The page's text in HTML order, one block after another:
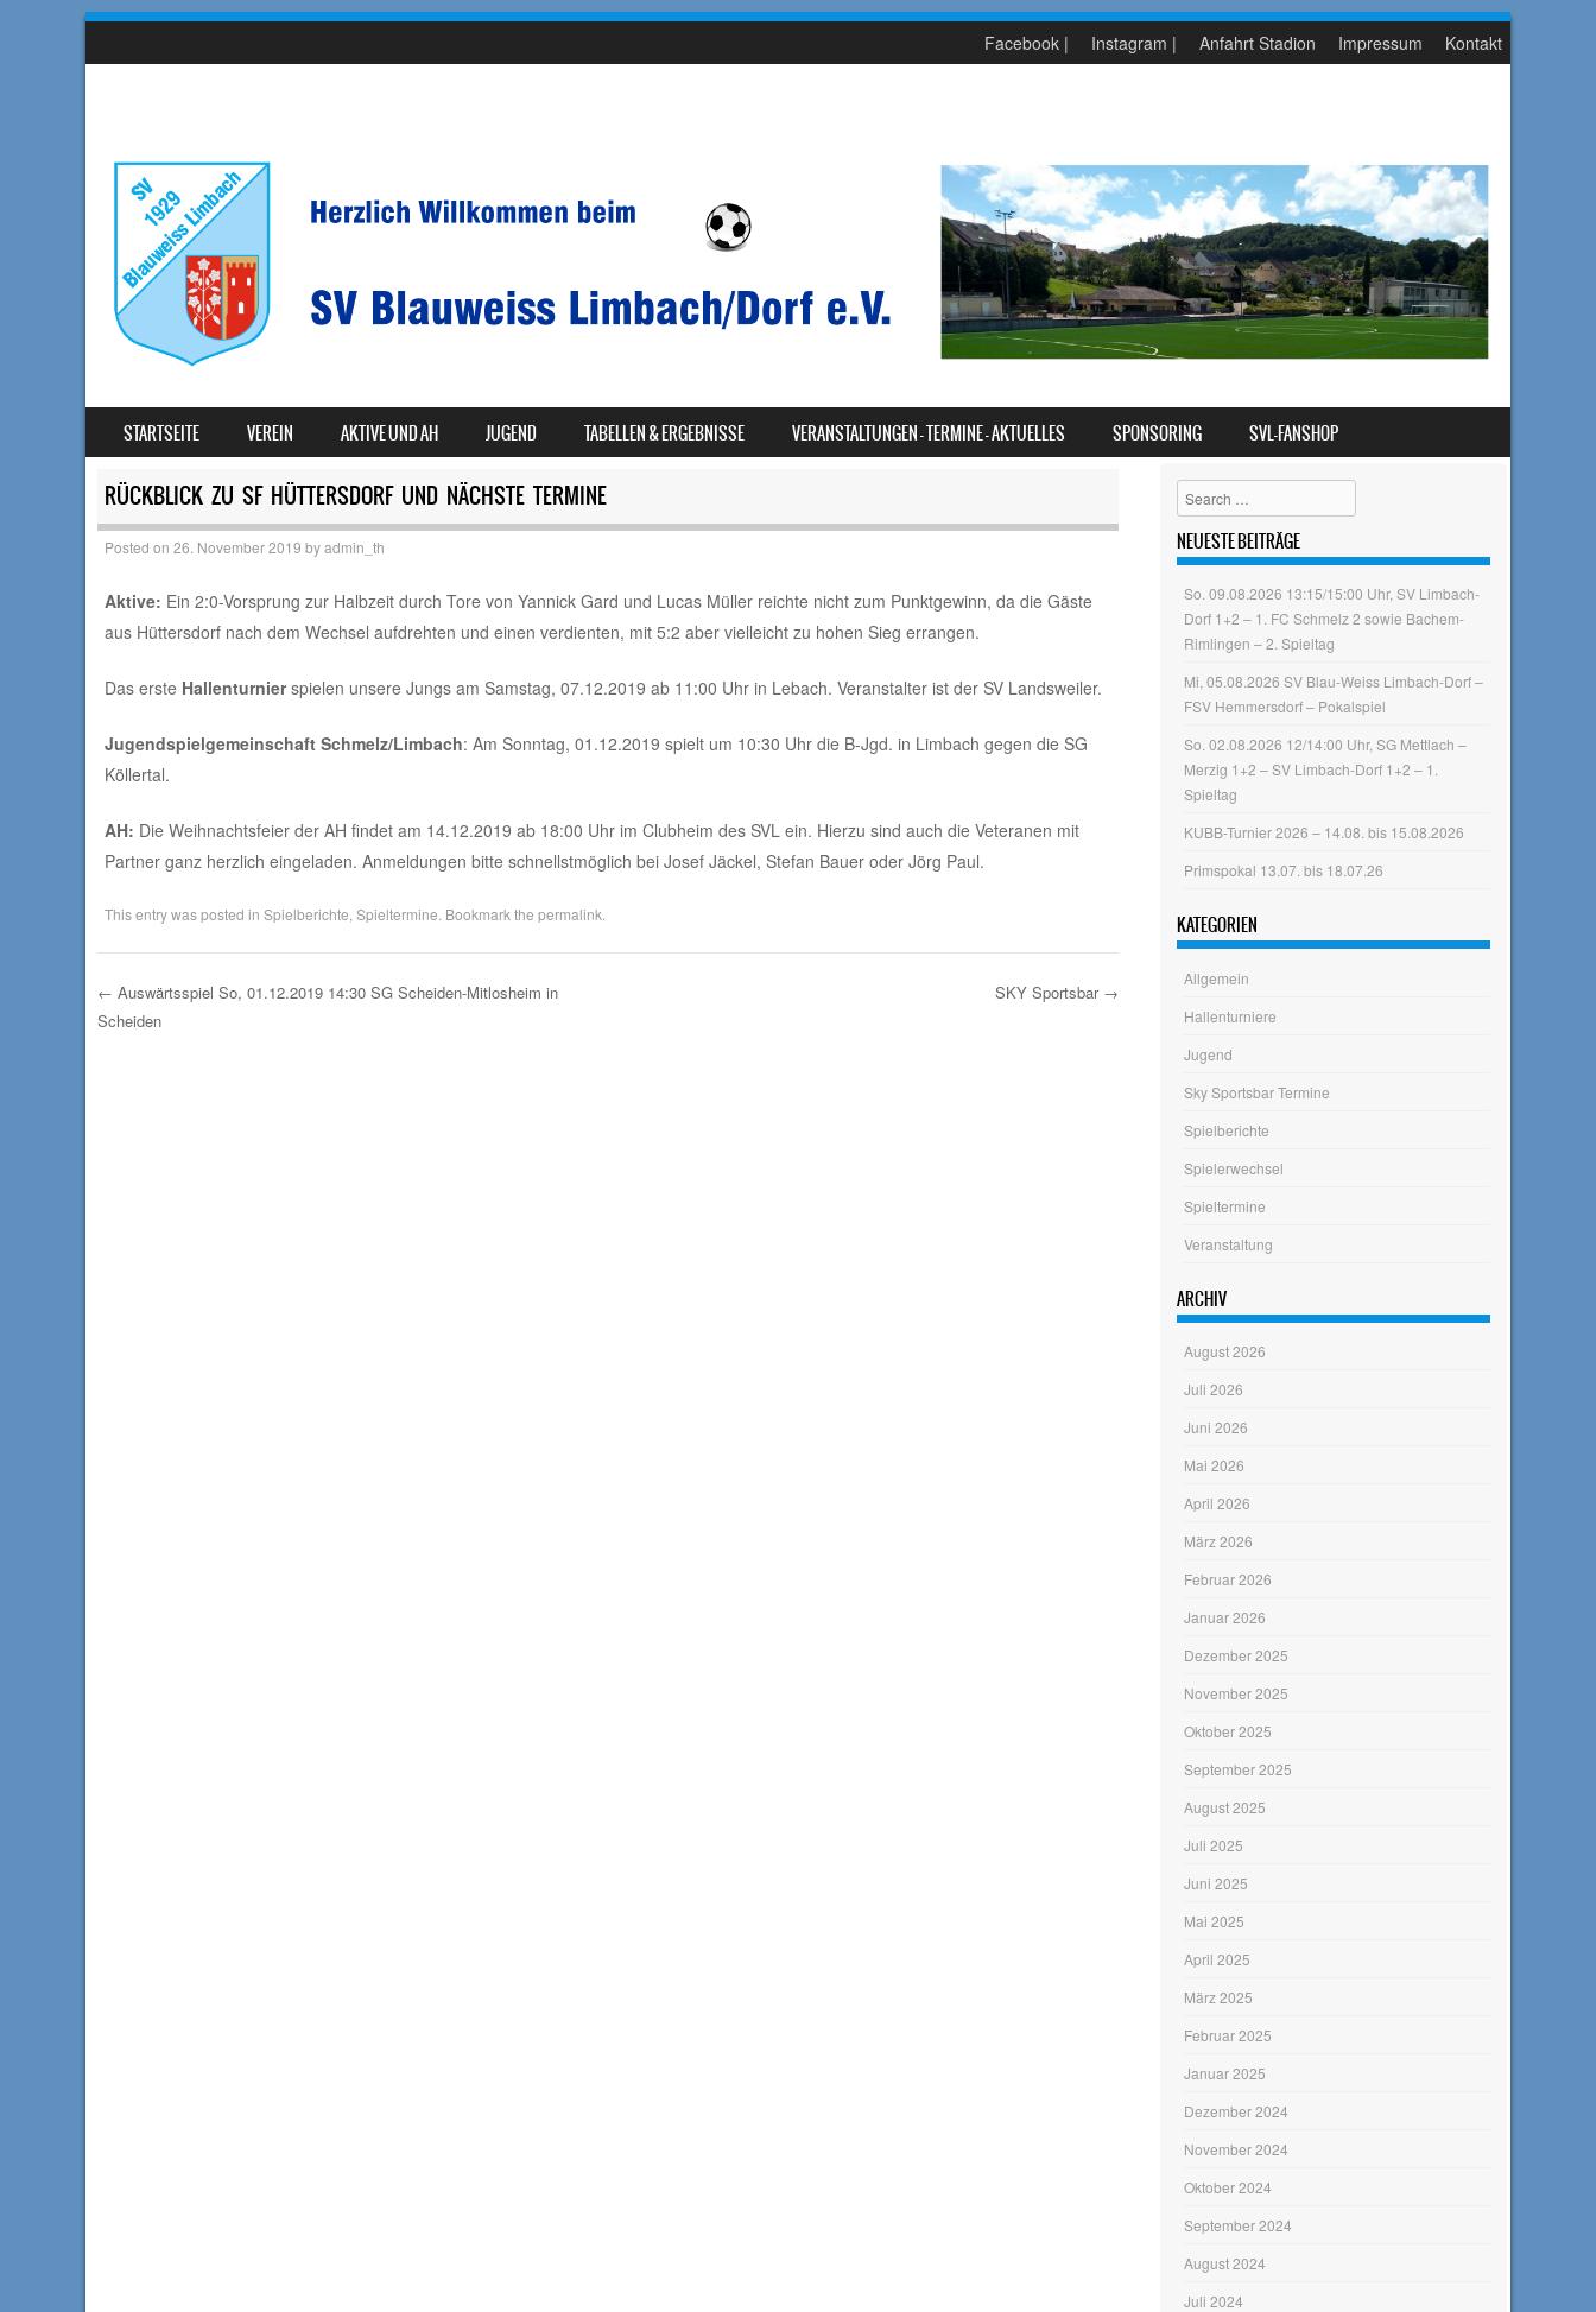
Facebook | Instagram | Anfahrt Stadion Impressum Kontakt
MENU
SKIP TO CONTENT
STARTSEITE VEREIN AKTIVE UND AH JUGEND TABELLEN & ERGEBNISSE VERANSTALTUNGEN – TERMINE – AKTUELLES SPONSORING SVL-FANSHOP
RÜCKBLICK ZU SF HÜTTERSDORF UND NÄCHSTE TERMINE
Posted on 26. November 2019 byadmin_th
Aktive: Ein 2:0-Vorsprung zur Halbzeit durch Tore von Yannick Gard und Lucas Müller reichte nicht zum Punktgewinn, da die Gäste
aus Hüttersdorf nach dem Wechsel aufdrehten und einen verdienten, mit 5:2 aber vielleicht zu hohen Sieg errangen.
Das erste Hallenturnierspielen unsere Jungs am Samstag, 07.12.2019 ab 11:00 Uhr in Lebach. Veranstalter ist der SV Landsweiler.
Jugendspielgemeinschaft Schmelz/Limbach: Am Sonntag, 01.12.2019 spielt um 10:30 Uhr die B-Jgd. in Limbach gegen die SG
Köllertal.
AH: Die Weihnachtsfeier der AH findet am 14.12.2019 ab 18:00 Uhr im Clubheim des SVL ein. Hierzu sind auch die Veteranen mit
Partner ganz herzlich eingeladen. Anmeldungen bitte schnellstmöglich bei Josef Jäckel, Stefan Bauer oder Jörg Paul.
This entry was posted in Spielberichte Spieltermine . Bookmark the permalink
Post navigation
← Auswärtsspiel So, 01.12.2019 14:30 SG Scheiden-Mitlosheim in
Scheiden
SKY Sportsbar →
Search
NEUESTE BEITRÄGE
So. 09.08.2026 13:15/15:00 Uhr, SV Limbach-
Dorf 1+2 – 1. FC Schmelz 2 sowie Bachem-
Rimlingen – 2. Spieltag
Mi, 05.08.2026 SV Blau-Weiss Limbach-Dorf –
FSV Hemmersdorf – Pokalspiel
So. 02.08.2026 12/14:00 Uhr, SG Mettlach –
Merzig 1+2 – SV Limbach-Dorf 1+2 – 1.
Spieltag
KUBB-Turnier 2026 – 14.08. bis 15.08.2026
Primspokal 13.07. bis 18.07.26
KATEGORIEN
Allgemein
Hallenturniere
Jugend
Sky Sportsbar Termine
Spielberichte
Spielerwechsel
Spieltermine
Veranstaltung
ARCHIV
August 2026
Juli 2026
Juni 2026
Mai 2026
April 2026
März 2026
Februar 2026
Januar 2026
Dezember 2025
November 2025
Oktober 2025
September 2025
August 2025
Juli 2025
Juni 2025
Mai 2025
April 2025
März 2025
Februar 2025
Januar 2025
Dezember 2024
November 2024
Oktober 2024
September 2024
August 2024
Juli 2024